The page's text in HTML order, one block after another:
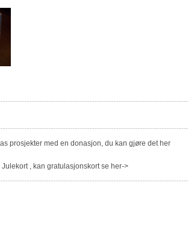
prosjekter med en donasjon, du kan gjøre det her
, kan gratulasjonskort se her->